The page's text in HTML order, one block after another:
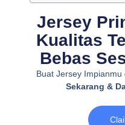
Jersey
Kualitas
Bebas
Buat Jersey
Sekarang &